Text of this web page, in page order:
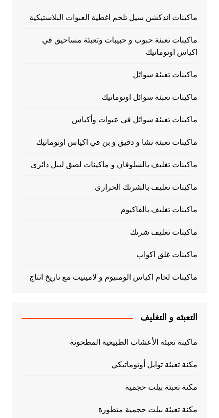
ماكينات اندكشن سيل تلحم اغطية العبوات البلاستيكية
ماكينات تعبئة حبوب و حبيبات وتعبئة مساحيق في
اكياس اوتوماتيك
ماكينات تعبئة سوائل
ماكينات تعبئة سوائل اوتوماتيك
ماكينات تعبئة سوائل في عبوات وأكياس
ماكينات تعبئة نشا و دقيق و بن في اكياس اوتوماتيك
ماكينات تغليف بالسلوفان و ماكينات لصق ليبل دائرى
ماكينات تغليف بالشرنك الحرارى
ماكينات تغليف بالفاكيوم
ماكينات تغليف شرنك
ماكينات غلق اكواب
ماكينات لحام اكياس الومنيوم و لامينيت مع تاريخ انتاج
التعبئه و التغليف
ماكينة تعبئة الأعشاب الطبيعية المطحونة
مكنة تعبئة توابل أوتوماتيكي
مكنة تعبئة بيلت حجمية
مكنة تعبئة بيلت حجمية متطورة